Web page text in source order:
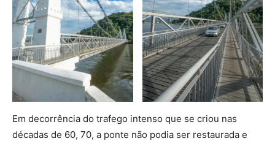
Em decorrência do trafego intenso que se criou nas
décadas de 60, 70, a ponte não podia ser restaurada e